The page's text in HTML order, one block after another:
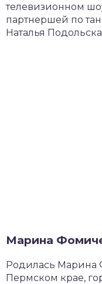
телевизионном
партнершей по
Наталья
Марина
Родилась Марина
Пермском крае,